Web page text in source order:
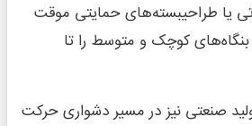
یا طراحیبسته‌های حمایتی موقت
بنگاه‌های کوچک و متوسط را تا
صنعتی نیز در مسیر دشواری حرکت